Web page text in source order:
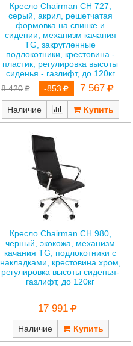
Кресло Chairman CH 727,
серый, акрил, решетчатая
формовка на спинке и
сидении, механизм качания
TG, закругленные
подлокотники, крестовина -
пластик, регулировка высоты
сиденья - газлифт, до 120кг
8 420
-853 7 567
Наличие
Кресло Chairman CH 980,
черный, экокожа, механизм
качания TG, подлокотники с
накладками, крестовина хром,
регулировка высоты сиденья-
газлифт, до 120кг
17 991
Наличие